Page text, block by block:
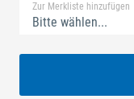
Zur Merkliste hinzufügen
Bitte wählen...